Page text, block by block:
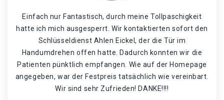
Einfach nur Fantastisch, durch meine Tollpaschigkeit
hatte ich mich ausgesperrt. Wir kontaktierten sofort den
Schlüsseldienst Ahlen Eickel, der die Tür im
Handumdrehen offen hatte. Dadurch konnten wir die
Patienten pünktlich empfangen. Wie auf der Homepage
angegeben, war der Festpreis tatsächlich wie vereinbart.
Wir sind sehr Zufrieden! DANKE!!!!